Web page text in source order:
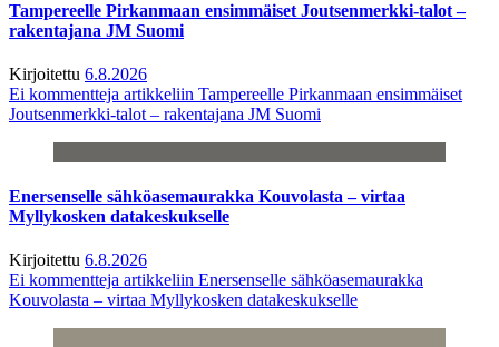
Tampereelle Pirkanmaan ensimmäiset Joutsenmerkki-talot –
rakentajana JM Suomi
Kirjoitettu 6.8.2026
Ei kommentteja artikkeliin Tampereelle Pirkanmaan ensimmäiset
Joutsenmerkki-talot – rakentajana JM Suomi
Enersenselle sähköasemaurakka Kouvolasta – virtaa
Myllykosken datakeskukselle
Kirjoitettu 6.8.2026
Ei kommentteja artikkeliin Enersenselle sähköasemaurakka
Kouvolasta – virtaa Myllykosken datakeskukselle